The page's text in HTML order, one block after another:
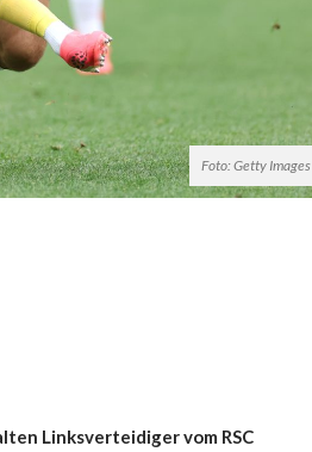
Foto: Getty Images
Linksverteidiger vom RSC